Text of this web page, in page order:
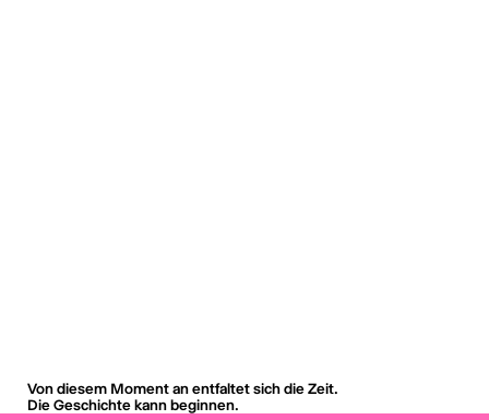
Von diesem Moment an entfaltet sich die Zeit.
Die Geschichte kann beginnen.